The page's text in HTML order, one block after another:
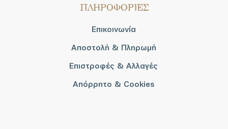
ΠΛΗΡΟΦΟΡΙΕΣ
Επικοινωνία
Αποστολή & Πληρωμή
Επιστροφές & Αλλαγές
Απόρρητο & Cookies